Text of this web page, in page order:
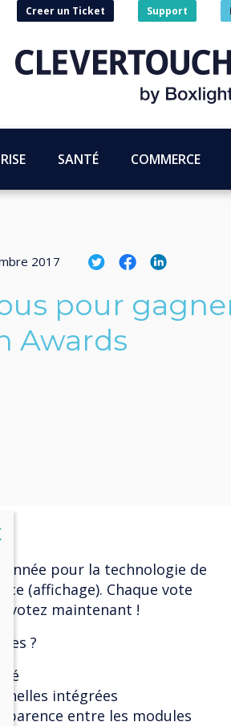
Creer un Ticket Support
SANTÉ COMMERCE
2017
pour
Awards
pour la technologie de
(affichage). Chaque vote
votez maintenant !
?
intégrées
entre les modules